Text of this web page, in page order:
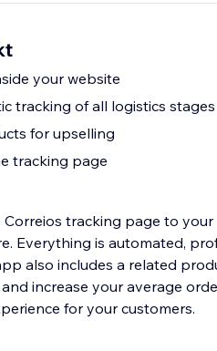
your website
tracking of all logistics stages
for upselling
tracking page
Correios tracking page to
Everything is automated,
also includes a related
increase your average
for your customers.